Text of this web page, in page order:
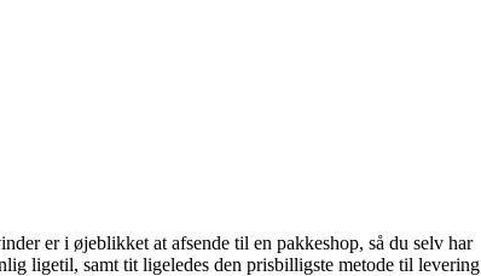
er i øjeblikket at afsende til en pakkeshop, så du selv har
ligetil, samt tit ligeledes den prisbilligste metode til levering